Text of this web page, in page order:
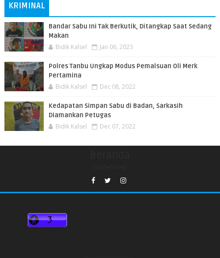
KRIMINAL
Bandar Sabu Ini Tak Berkutik, Ditangkap Saat Sedang
Makan
Bidik Kalsel Jan 06, 2023
Polres Tanbu Ungkap Modus Pemalsuan Oli Merk
Pertamina
Bidik Kalsel Dec 08, 2022
Kedapatan Simpan Sabu di Badan, Sarkasih
Diamankan Petugas
Bidik Kalsel Dec 07, 2022